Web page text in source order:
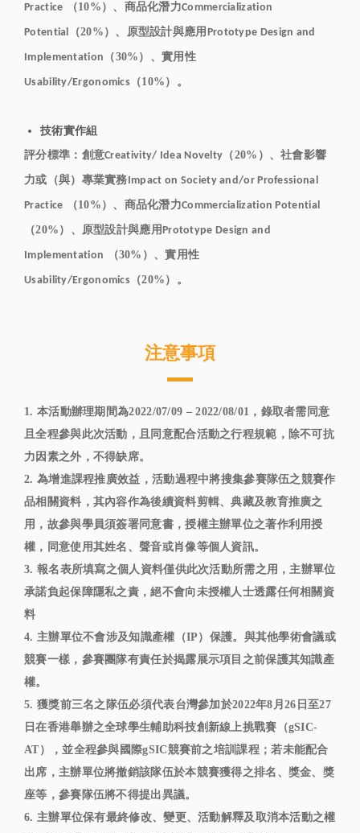
Practice （10%）、商品化潛力Commercialization
Potential （20%）、原型設計與應用 Prototype Design and
Implementation （30%）、實用性
Usability/Ergonomics （10%）。
技術實作組
評分標準：創意Creativity/ Idea Novelty （20%）、社會影響
力或（與）專業實務Impact on Society and/or Professional
Practice （10%）、商品化潛力Commercialization Potential
（20%）、原型設計與應用Prototype Design and
Implementation （30%）、實用性
Usability/Ergonomics （20%）。
注意事項
1. 本活動辦理期間為2022/07/09 – 2022/08/01，錄取者需同意
且全程參與此次活動，且同意配合活動之行程規範，除不可抗
力因素之外，不得缺席。
2. 為增進課程推廣效益，活動過程中將搜集參賽隊伍之競賽作
品相關資料，其內容作為後續資料剪輯、典藏及教育推廣之
用，故參與學員須簽署同意書，授權主辦單位之著作利用授
權，同意使用其姓名、聲音或肖像等個人資訊。
3. 報名表所填寫之個人資料僅供此次活動所需之用，主辦單位
承諾負起保障隱私之責，絕不會向未授權人士透露任何相關資
料
4. 主辦單位不會涉及知識產權（IP）保護。與其他學術會議或
競賽一樣，參賽團隊有責任於揭露展示項目之前保護其知識產
權。
5. 獲獎前三名之隊伍必須代表台灣參加於2022年8月26日至27
日在香港舉辦之全球學生輔助科技創新線上挑戰賽（gSIC-
AT），並全程參與國際gSIC競賽前之培訓課程；若未能配合
出席，主辦單位將撤銷該隊伍於本競賽獲得之排名、獎金、獎
座等，參賽隊伍將不得提出異議。
6. 主辦單位保有最終修改、變更、活動解釋及取消本活動之權